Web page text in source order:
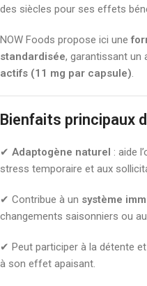
des siècles pour ses effets
NOW Foods propose ici une
standardisée, garantissant un
actifs (11 mg par capsule).
Bienfaits principaux
✔ Adaptogène naturel : aide
stress temporaire et aux
✔ Contribue à un système
changements saisonniers ou
✔ Peut participer à la détente
à son effet apaisant.